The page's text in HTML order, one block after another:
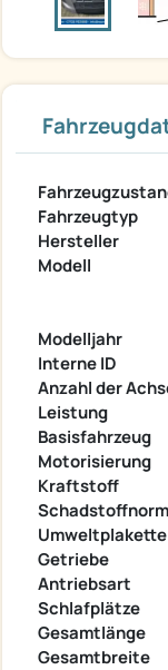
Fahrzeugtyp
Hersteller
Modell
Modelljahr
Interne ID
Anzahl der
Leistung
Basisfahrzeug
Motorisierung
Kraftstoff
Schadstoffnorm
Umweltplakette
Getriebe
Antriebsart
Schlafplätze
Gesamtlänge
Gesamtbreite